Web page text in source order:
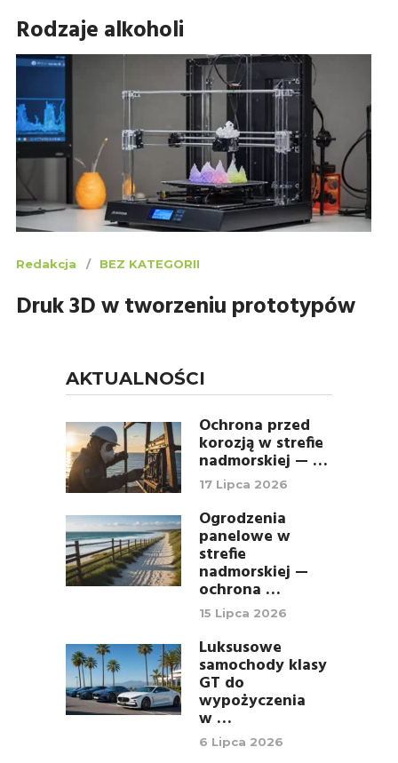
Rodzaje alkoholi
Redakcja BEZ KATEGORII
Druk 3D w tworzeniu prototypów
AKTUALNOŚCI
Ochrona przed
korozją w strefie
nadmorskiej — …
17 Lipca 2026
Ogrodzenia
panelowe w
strefie
nadmorskiej —
ochrona …
15 Lipca 2026
Luksusowe
samochody klasy
GT do
wypożyczenia
w …
6 Lipca 2026